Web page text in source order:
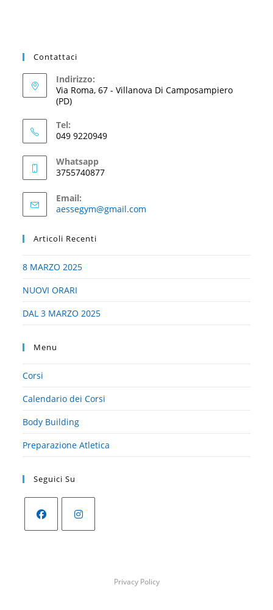
Contattaci
Indirizzo:
Via Roma, 67 - Villanova Di Camposampiero
(PD)
Tel:
049 9220949
Whatsapp
3755740877
Email:
aessegym@gmail.com
Articoli Recenti
8 MARZO 2025
NUOVI ORARI
DAL 3 MARZO 2025
Menu
Corsi
Calendario dei Corsi
Body Building
Preparazione Atletica
Seguici Su
Privacy Policy